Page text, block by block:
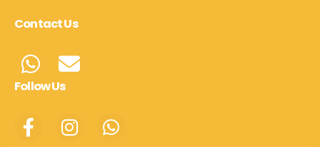
Contact Us
Follow Us